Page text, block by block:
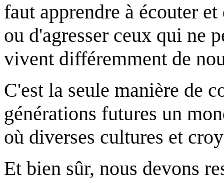
faut apprendre à écouter
ou d'agresser ceux qui ne
vivent différemment de
C'est la seule manière de
générations futures un
où diverses cultures et
Et bien sûr, nous devons